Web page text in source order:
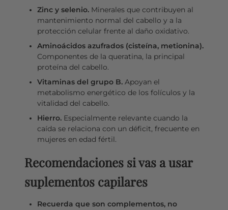
Zinc y selenio.Minerales que contribuyen al
mantenimiento normal del cabello y a la
protección celular frente al daño oxidativo.
Aminoácidos azufrados (cisteína, metionina).
Componentes de la queratina, la principal
proteína del cabello.
Vitaminas del grupo B.Apoyan el
metabolismo energético de los folículos y la
vitalidad del cabello.
Hierro.Especialmente relevante cuando la
caída se relaciona con un déficit, frecuente en
mujeres en edad fértil.
Recomendaciones si vas a usar
suplementos capilares
Recuerda que son complementos, no